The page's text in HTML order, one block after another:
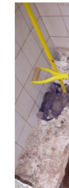
View
Larger
Image